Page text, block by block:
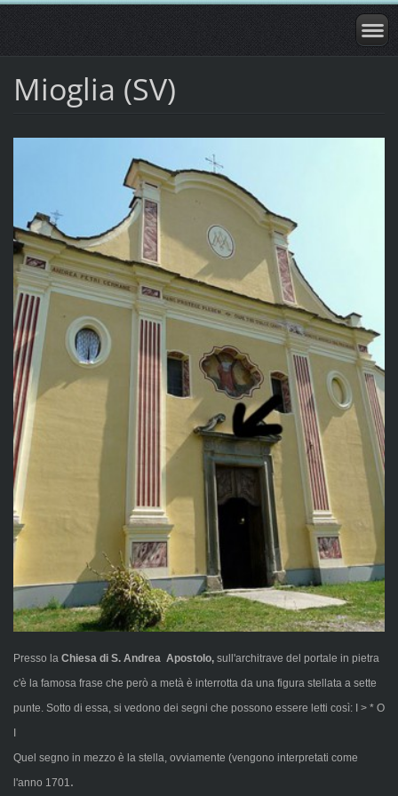
Mioglia (SV)
Presso la Chiesa di S. Andrea Apostolo, sull'architrave del portale in pietra
c'è la famosa frase che però a metà è interrotta da una figura stellata a sette
punte. Sotto di essa, si vedono dei segni che possono essere letti così: I > * O
Quel segno in mezzo è la stella, ovviamente (vengono interpretati come
l'anno 1701.